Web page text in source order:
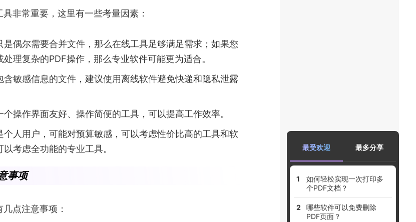
非常重要，这里有一些考量因素：
是偶尔需要合并文件，那么在线工具足够满足需求；如果您
理复杂的PDF操作，那么专业软件可能更为适合。
含敏感信息的文件，建议使用离线软件避免快递和隐私泄露
操作界面友好、操作简便的工具，可以提高工作效率。
个人用户，可能对预算敏感，可以考虑性价比高的工具和软
考虑全功能的专业工具。
事项
点注意事项：
最受欢迎 最多分享
如何轻松实现一次打印多
个PDF文档？
哪些软件可以免费删除
PDF页面？